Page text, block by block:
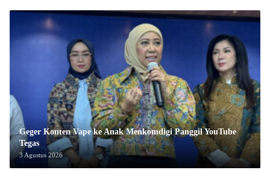
Geger Konten Vape ke Anak Menkomdigi Panggil YouTube
Tegas
3 Agustus 2026